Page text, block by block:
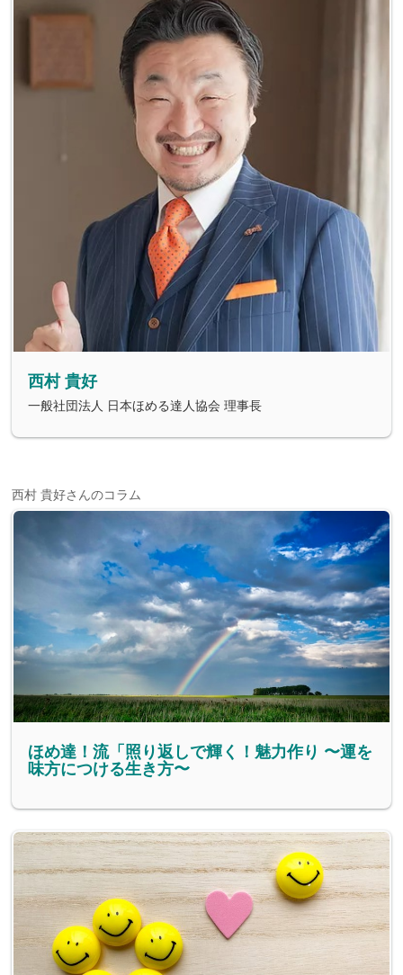
西村 貴好
一般社団法人 日本ほめる達人協会 理事長
西村 貴好さんのコラム
ほめ達！流「照り返しで輝く！魅力作り 〜運を
味方につける生き方〜